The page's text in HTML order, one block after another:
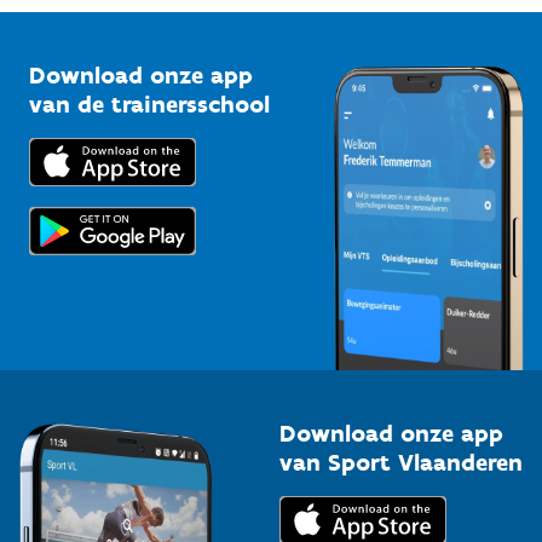
Bedrijven
Trainers en begeleiders
Topsporters
Vlaamse Trainersschool
Kennisplatform
Downloads
Voor de pers
Download onze app
van de trainersschool
Download onze app
van Sport Vlaanderen